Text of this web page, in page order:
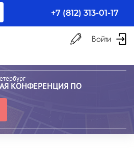
+7 (812) 313-01-17
Войти
КОНФЕРЕНЦИЯ ПО